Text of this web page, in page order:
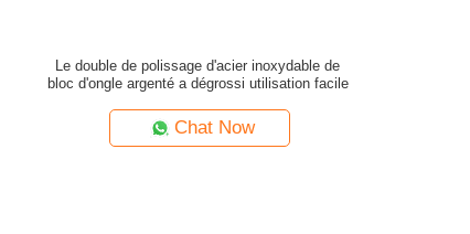
Le double de polissage d'acier inoxydable de
bloc d'ongle argenté a dégrossi utilisation facile
Chat Now